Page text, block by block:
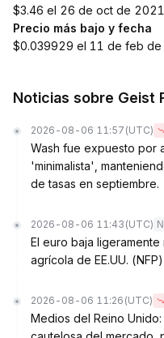
$3.46 el 26 de oct de 2021
Precio más bajo y fecha
$0.039929 el 11 de feb
Noticias sobre Geist
2026-08-06 11:57 (UTC)
Wash fue expuesto por
'minimalista',
de tasas en septiembre.
2026-08-06 11:43 (UTC)
El euro baja
agrícola de EE.UU.
2026-08-06 11:26 (UTC)
Medios del Reino